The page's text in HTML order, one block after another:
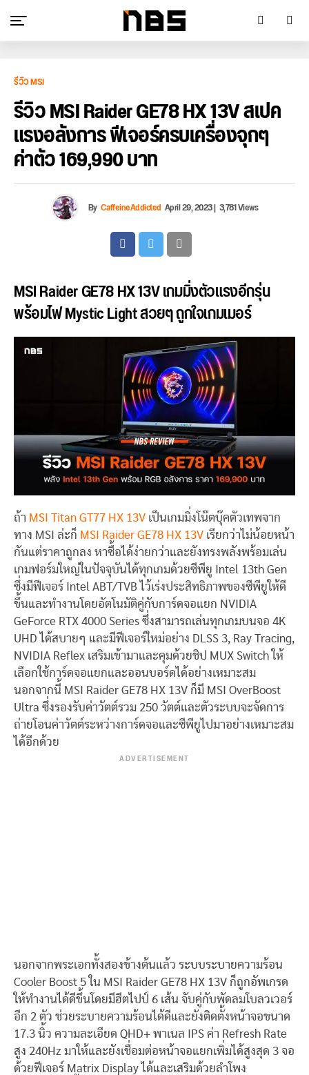
รีวิว MSI
รีวิว MSI Raider GE78 HX 13V สเปค
แรงอลังการ ฟีเจอร์ครบเครื่องจุกๆ
ค่าตัว 169,990 บาท
By CaffeineAddicted April 29, 2023| 3,781 Views
MSI Raider GE78 HX 13V เกมมิ่งตัวแรงอีกรุ่น
พร้อมไฟ Mystic Light สวยๆ ถูกใจเกมเมอร์
ถ้า MSI Titan GT77 HX 13V เป็นเกมมิ่งโน๊ตบุ๊คตัวเทพจาก
ทาง MSI ล่ะก็ MSI Raider GE78 HX 13V เรียกว่าไม่น้อยหน้า
กันแต่ราคาถูกลง หาซื้อได้ง่ายกว่าและยังทรงพลังพร้อมเล่น
เกมฟอร์มใหญ่ในปัจจุบันได้ทุกเกมด้วยซีพียู Intel 13th Gen
ซึ่งมีฟีเจอร์ Intel ABT/TVB ไว้เร่งประสิทธิภาพของซีพียูให้ดี
ขึ้นและทำงานโดยอัตโนมัติคู่กับการ์ดจอแยก NVIDIA
GeForce RTX 4000 Series ซึ่งสามารถเล่นทุกเกมบนจอ 4K
UHD ได้สบายๆ และมีฟีเจอร์ใหม่อย่าง DLSS 3, Ray Tracing,
NVIDIA Reflex เสริมเข้ามาและคุมด้วยชิป MUX Switch ให้
เลือกใช้การ์ดจอแยกและออนบอร์ดได้อย่างเหมาะสม
นอกจากนี้ MSI Raider GE78 HX 13V ก็มี MSI OverBoost
Ultra ซึ่งรองรับค่าวัตต์รวม 250 วัตต์และตัวระบบจะจัดการ
ถ่ายโอนค่าวัตต์ระหว่างการ์ดจอและซีพียูไปมาอย่างเหมาะสม
ได้อีกด้วย
ADVERTISEMENT
นอกจากพระเอกทั้งสองข้างต้นแล้ว ระบบระบายความร้อน
Cooler Boost 5 ใน MSI Raider GE78 HX 13V ก็ถูกอัพเกรด
ให้ทำงานได้ดีขึ้นโดยมีฮีตไปป์ 6 เส้น จับคู่กับพัดลมโบลวเวอร์
อีก 2 ตัว ช่วยระบายความร้อนได้ดีและยังติดตั้งหน้าจอขนาด
17.3 นิ้ว ความละเอียด QHD+ พาเนล IPS ค่า Refresh Rate
สูง 240Hz มาให้และยังเชื่อมต่อหน้าจอแยกเพิ่มได้สูงสุด 3 จอ
ด้วยฟีเจอร์ Matrix Display ได้และเสริมด้วยลำโพง